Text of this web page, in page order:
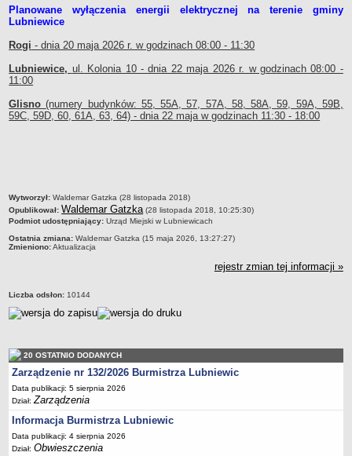
Burmistrz Lubniewic
Zastępca Burmistrza Lubniewic
Sekretarz Gminy
Skarbnik Gminy
Informacja turystyczna
Regulamin i schemat organizacyjny
RADA MIEJSKA
Dyżury Przewodniczącego Rady Miejskiej
Transmisja z obrad sesji
Plan pracy Rady Miejskiej
Głosowania
Protokoły z posiedzeń Rady Miejskiej
Składy Komisji
Terminy posiedzeń Komisji
Plan pracy Komisji Rewizyjnej
Plan pracy pozostałych Komisji
Planowane wyłączenia energii elektrycznej na terenie gminy
Lubniewice
Rogi - dnia 20 maja 2026 r. w godzinach 08:00 - 11:30
Lubniewice, ul. Kolonia 10 - dnia 22 maja 2026 r. w godzinach 08:00 -
11:00
Glisno(numery budynków: 55, 55A, 57, 57A, 58, 58A, 59, 59A, 59B,
59C, 59D, 60, 61A, 63, 64) - dnia 22 maja w godzinach 11:30 - 18:00
metryczka
Wytworzył: Waldemar Gatzka (28 listopada 2018)
Opublikował: Waldemar Gatzka(28 listopada 2018, 10:25:30)
Podmiot udostępniający: Urząd Miejski w Lubniewicach
Ostatnia zmiana: Waldemar Gatzka (15 maja 2026, 13:27:27)
Zmieniono:Aktualizacja
rejestr zmian tej informacji »
Liczba odsłon: 10144
20 OSTATNIO DODANYCH
Zarządzenie nr 132/2026 Burmistrza Lubniewic
Data publikacji: 5 sierpnia 2026
Dział:Zarządzenia
Informacja Burmistrza Lubniewic
Data publikacji: 4 sierpnia 2026
Dział:Obwieszczenia